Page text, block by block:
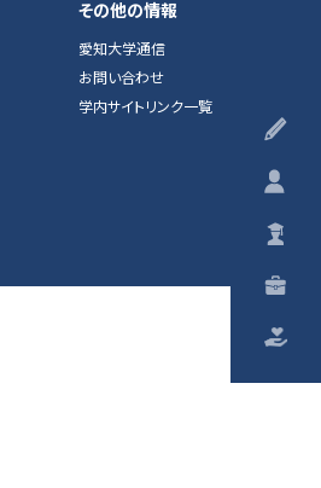
その他の情報
愛知大学通信
お問い合わせ
学内サイトリンク一覧